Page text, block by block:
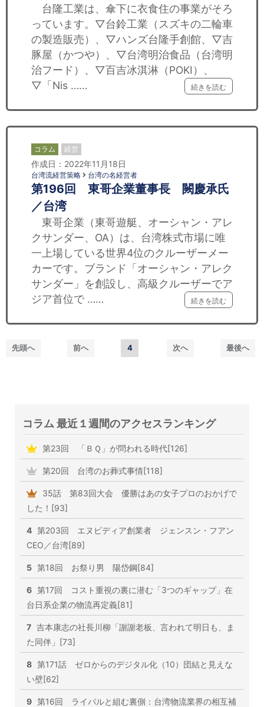
台隆工業は、傘下に衣食住の事業がそろ
っています。▽台鈴工業（スズキの二輪車
の製造販売）、▽ハンズ台隆手創館、▽吉
豚屋（かつや）、▽台湾明治食品（台湾明
治フード）、▽百吉冰淇淋（POKI）、
▽「Nis ……
続きを読む
コラム 経営
作成日：2022年11月18日
台湾流経営策略 台湾の名経営者
第196回 東哥企業董事長 闕慶承氏
／台湾
東哥企業（東哥遊艇、オーシャン・アレ
クサンダー、OA）は、台湾株式市場に唯
一上場している世界4位のクルーザーメー
カーです。ブランド「オーシャン・アレク
サンダー」を創設し、高級クルーザーでア
ジア首位で ……
続きを読む
先頭へ 前へ 4 次へ 最後へ
コラム 最近１週間のアクセスランキング
第23回 「ＢＱ」が問われる時代[126]
第20回 台湾のお葬式事情[118]
35話 第83回大会 優勝はあの女子プロのおかげで
した！[93]
4 第203回 エヌビディア創業者 ジェンスン・フアン
CEO／台湾[89]
5 第18回 お祭り男 陽岱鋼[84]
6 第17回 コスト重視の裏に潜む「3つのギャップ」在
台日系企業の物流再定義[81]
7 吉本康志の社長川柳「謝謝老板、言われて明日も、ま
た同伴」[73]
8 第171話 ゼロからのデジタル化（10）団結と見えな
い壁[62]
9 第16回 ライバルと組む裏側：台湾物流業界の相互補